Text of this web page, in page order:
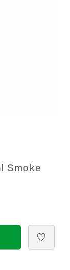
Smoke